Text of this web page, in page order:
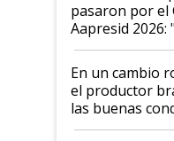
pasaron por el
Aapresid 2026:
demostrar
suelo es hablar
sistema
En un cambio
el productor
las buenas
agro